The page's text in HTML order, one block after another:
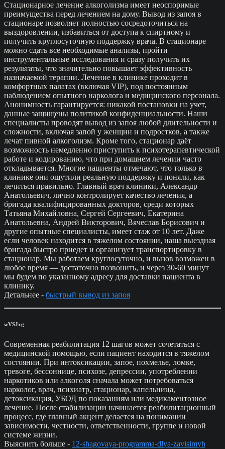
Стационарное лечение алкоголизма имеет неоспоримые
преимущества перед лечением на дому. Вывод из запоя в
стационаре позволяет полностью сосредоточиться на
выздоровлении, избавиться от доступа к спиртному и
получить круглосуточную поддержку врача. В стационаре
можно сдать все необходимые анализы, пройти
инструментальные исследования и сразу получить их
результаты, что значительно повышает эффективность
назначаемой терапии. Лечение в клинике проходит в
комфортных палатах (включая VIP), под постоянным
наблюдением опытного нарколога и медицинского персонала.
Анонимность гарантируется: никакой постановки на учет,
данные защищены политикой конфиденциальности. Наши
специалисты проводят вывод из запоя любой длительности и
сложности, включая запой у женщин и подростков, а также
лечат пивной алкоголизм. Кроме того, стационар даёт
возможность немедленно приступить к психотерапевтической
работе и кодированию, что при домашнем лечении часто
откладывается. Многие пациенты отмечают, что только в
клинике они ощутили реальную поддержку и поняли, как
лечиться правильно. Главный врач клиники, Александр
Анатольевич, лично контролирует качество лечения, а
бригада квалифицированных докторов, среди которых
Татьяна Михайловна, Сергей Сергеевич, Екатерина
Анатольевна, Андрей Викторович, Вячеслав Борисович и
другие опытные специалисты, имеет стаж от 10 лет. Даже
если человек находится в тяжелом состоянии, наша выездная
бригада быстро приедет и организует транспортировку в
стационар. Мы работаем круглосуточно, и вызов возможен в
любое время — достаточно позвонить, и через 30-60 минут
мы будем по указанному адресу для доставки пациента в
клинику.
Детальнее - быстрый вывод из запоя
wVSJxg
Современная реабилитация 12 шагов может сочетаться с
медицинской помощью, если пациент находится в тяжелом
состоянии. При интоксикации, запое, похмелье, ломке,
тревоге, бессоннице, психозе, депрессии, употреблении
наркотиков или алкоголя сначала может потребоваться
нарколог, врач, психиатр, стационар, капельница,
детоксикация, УБОД по показаниям или медикаментозное
лечение. После стабилизации начинается реабилитационный
процесс, где главный акцент делается на понимании
зависимости, честности, ответственности, группе и новой
системе жизни.
Выяснить больше - 12-shagovaya-programma-dlya-zavisimyh